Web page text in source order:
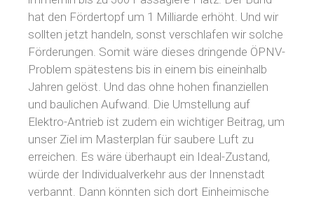
hat den Fördertopf um 1 Milliarde erhöht. Und wir
sollten jetzt handeln, sonst verschlafen wir solche
Förderungen. Somit wäre dieses dringende ÖPNV-
Problem spätestens bis in einem bis eineinhalb
Jahren gelöst. Und das ohne hohen finanziellen
und baulichen Aufwand. Die Umstellung auf
Elektro-Antrieb ist zudem ein wichtiger Beitrag, um
unser Ziel im Masterplan für saubere Luft zu
erreichen. Es wäre überhaupt ein Ideal-Zustand,
würde der Individualverkehr aus der Innenstadt
verbannt. Dann könnten sich dort Einheimische